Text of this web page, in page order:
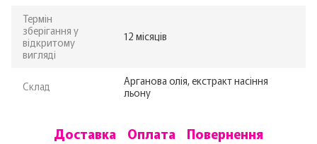
Термін
зберігання у
відкритому
вигляді
12 місяців
Склад
Арганова олія, екстракт насіння
льону
Доставка Оплата Повернення